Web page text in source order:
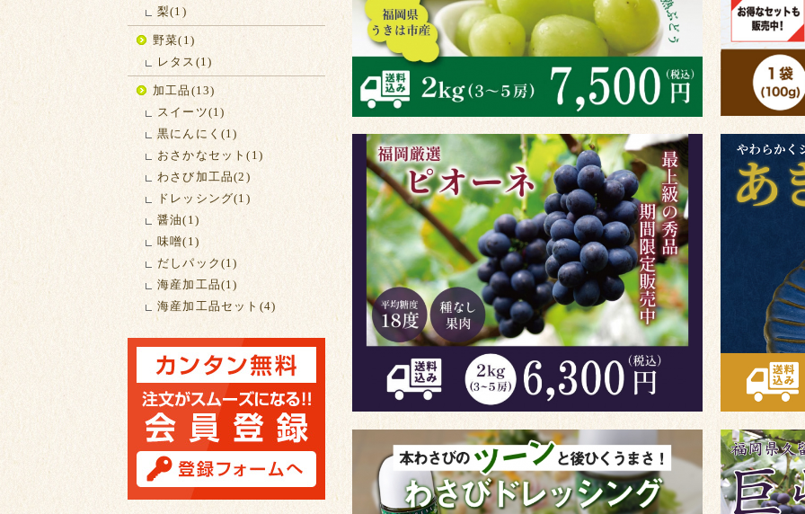
梨(1)
野菜(1)
レタス(1)
加工品(13)
スイーツ(1)
黒にんにく(1)
おさかなセット(1)
わさび加工品(2)
ドレッシング(1)
醤油(1)
味噌(1)
だしパック(1)
海産加工品(1)
海産加工品セット(4)